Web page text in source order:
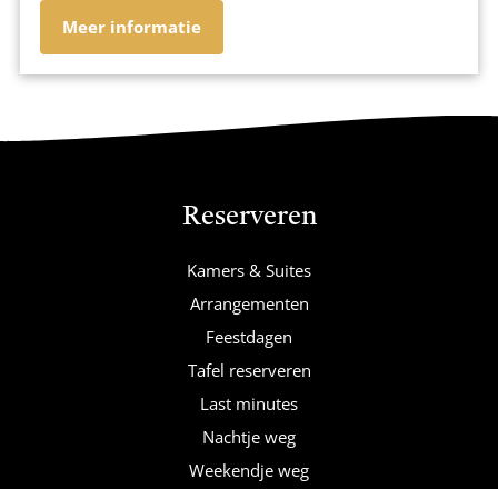
Meer informatie
Reserveren
Kamers & Suites
Arrangementen
Feestdagen
Tafel reserveren
Last minutes
Nachtje weg
Weekendje weg